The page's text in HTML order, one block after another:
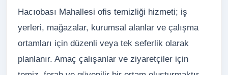
Hacıobası Mahallesi ofis temizliği hizmeti; iş
yerleri, mağazalar, kurumsal alanlar ve çalışma
ortamları için düzenli veya tek seferlik olarak
planlanır. Amaç çalışanlar ve ziyaretçiler için